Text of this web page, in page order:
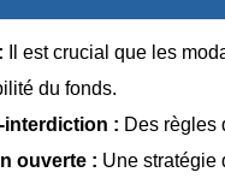
Il est crucial que les
du fonds.
interdiction : Des règles
ouverte : Une stratégie